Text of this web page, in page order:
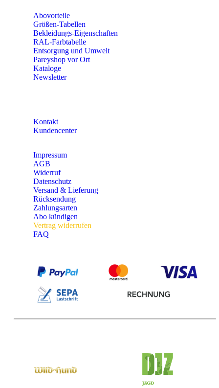
Abovorteile
Größen-Tabellen
Bekleidungs-Eigenschaften
RAL-Farbtabelle
Entsorgung und Umwelt
Pareyshop vor Ort
Kataloge
Newsletter
Kontakt
Kundencenter
Impressum
AGB
Widerruf
Datenschutz
Versand & Lieferung
Rücksendung
Zahlungsarten
Abo kündigen
Vertrag widerrufen
FAQ